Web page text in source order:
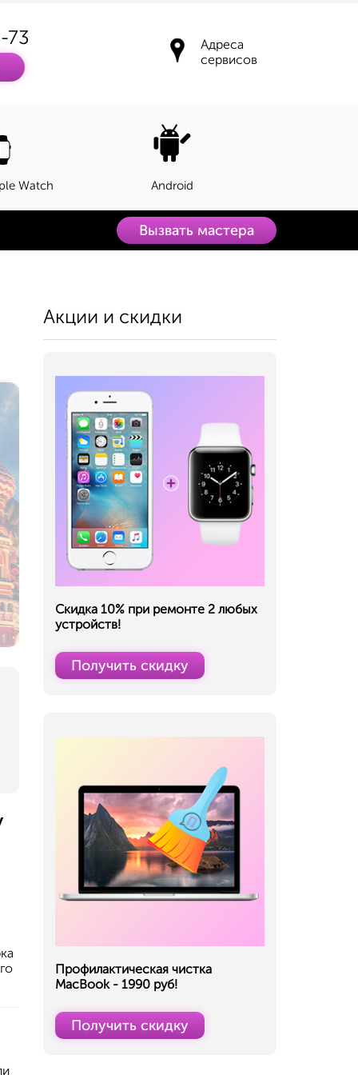
73
Адреса
сервисов
Watch Android
Вызвать мастера
Акции и скидки
Скидка 10% при ремонте 2 любых
устройств!
Получить скидку
Профилактическая чистка
MacBook - 1990 руб!
Получить скидку